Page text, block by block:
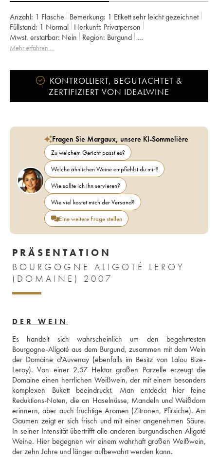
Anzahl: 1 Flasche Bemerkung: 1 Etikett sehr leicht gezeichnet
Füllstand: 1 Normal Herkunft:
privatperson
Mwst. erstattbar:
nein Region:
Burgund
Appellation: Bourgogne Aligoté
Mehr erfahren …
KONTROLLIERT, BEGUTACHTET &
ZERTIFIZIERT VON IDEALWINE
Fragen Sie Margaux, unsere KI-Sommelière
Zu welchem Gericht passt es?
Welche ähnlichen Weine empfiehlst du mir?
Wie sollte ich ihn servieren?
Wie viel kostet mich der Versand?
Eine weitere Frage stellen
PRÄSENTATION
BOURGOGNE ALIGOTÉ LEROY
(DOMAINE) 2007
DER WEIN
Es handelt sich wahrscheinlich um den begehrtesten
Bourgogne-Aligoté aus dem Burgund, zusammen mit dem Wein
der Domaine d'Auvenay (ebenfalls im Besitz von Lalou Bize-
Leroy). Von einer 2,57 Hektar großen Parzelle erzeugt die
Domaine einen herrlichen Weißwein, der mit einem besonders
komplexen Bukett beeindruckt. Man entdeckt hier feine
Reduktions-Noten, die an Haselnüsse, Mandeln und Weißdorn
erinnern, aber auch fruchtige Aromen (Zitronen, Pfirsiche). Am
Gaumen zeigt er sich frisch und mit einer angenehmen Säure.
In seiner Intensität übertrifft alle anderen burgundischen Aligoté
Weine. Hier begegnen wir einem wahrhaft großen Weißwein,
der zehn Jahre und länger aufbewahrt werden kann.